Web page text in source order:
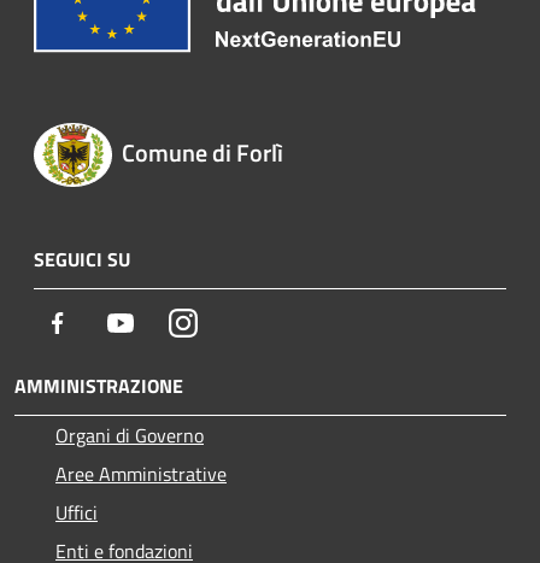
Comune di Forlì
SEGUICI SU
Facebook YoutubeInstagram
AMMINISTRAZIONE
Organi di Governo
Aree Amministrative
Uffici
Enti e fondazioni